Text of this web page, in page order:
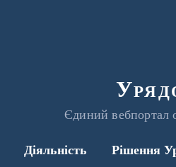
Єдиний вебпортал
Діяльність Рішення